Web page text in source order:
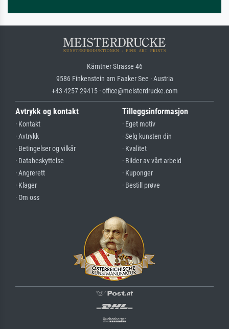
Kärntner Strasse 46
9586 Finkenstein am Faaker See · Austria
+43 4257 29415 · office@meisterdrucke.com
Avtrykk og kontakt
· Kontakt
· Avtrykk
· Betingelser og vilkår
· Databeskyttelse
· Angrerett
· Klager
· Om oss
Tilleggsinformasjon
· Eget motiv
· Selg kunsten din
· Kvalitet
· Bilder av vårt arbeid
· Kuponger
· Bestill prøve